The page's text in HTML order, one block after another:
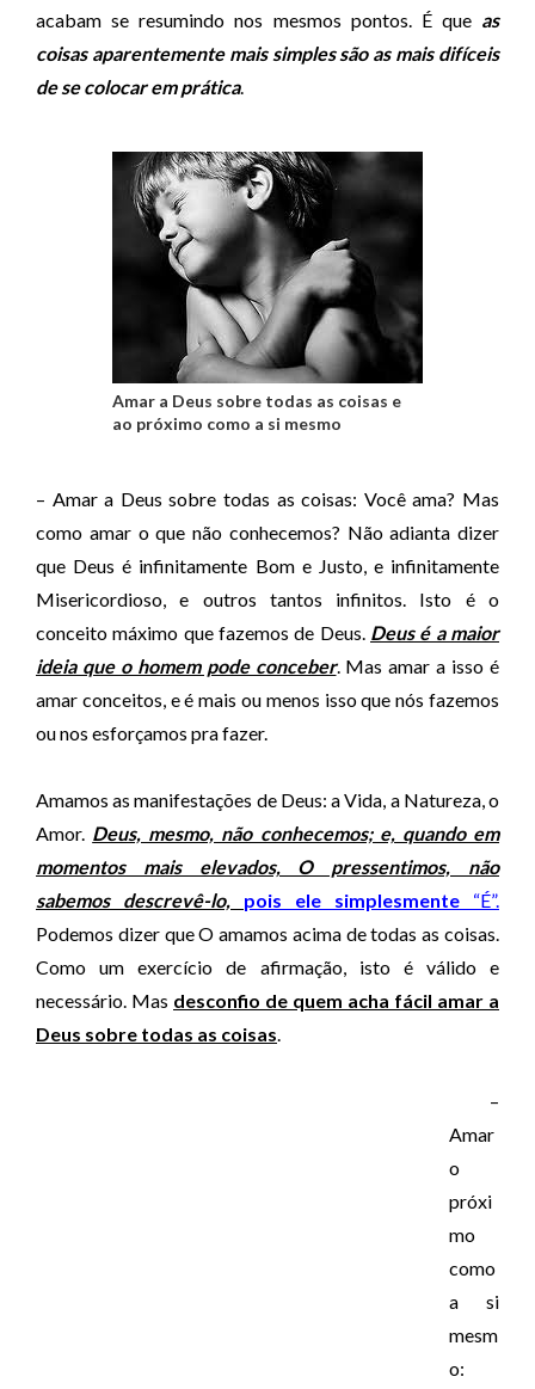
á
u
d
acabam se resumindo nos mesmos pontos. É que as
coisas aparentemente mais simples são as mais difíceis
de se colocar em prática.
Amar a Deus sobre todas as coisas e
ao próximo como a si mesmo
– Amar a Deus sobre todas as coisas: Você ama? Mas
como amar o que não conhecemos? Não adianta dizer
que Deus é infinitamente Bom e Justo, e infinitamente
Misericordioso, e outros tantos infinitos. Isto é o
conceito máximo que fazemos de Deus. Deus é a maior
ideia que o homem pode conceber. Mas amar a isso é
amar conceitos, e é mais ou menos isso que nós fazemos
ou nos esforçamos pra fazer.
Amamos as manifestações de Deus: a Vida, a Natureza, o
Amor. Deus, mesmo, não conhecemos; e, quando em
momentos mais elevados, O pressentimos, não
sabemos descrevê-lo, pois ele simplesmente “É”.
Podemos dizer que O amamos acima de todas as coisas.
Como um exercício de afirmação, isto é válido e
necessário. Mas desconfio de quem acha fácil amar a
Deus sobre todas as coisas.
–
Amar
o
próxi
mo
como
a si
mesm
o: